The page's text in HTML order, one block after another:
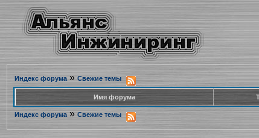
Индекс форума» Свежие темы
Имя форума
Индекс форума » Свежие темы